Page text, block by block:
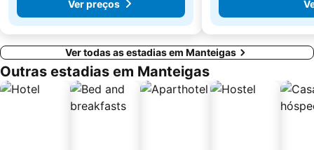
Ver preços
Ver todas as estadias em Manteigas
Outras estadias em Manteigas